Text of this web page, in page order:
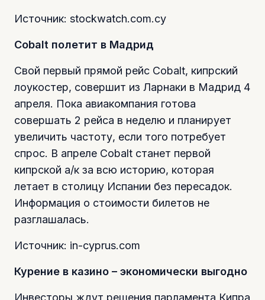
Источник: stockwatch.com.cy
Cobalt полетит в Мадрид
Свой первый прямой рейс Cobalt, кипрский
лоукостер, совершит из Ларнаки в Мадрид 4
апреля. Пока авиакомпания готова
совершать 2 рейса в неделю и планирует
увеличить частоту, если того потребует
спрос. В апреле Cobalt станет первой
кипрской а/к за всю историю, которая
летает в столицу Испании без пересадок.
Информация о стоимости билетов не
разглашалась.
Источник: in-cyprus.com
Курение в казино – экономически выгодно
Инвесторы ждут решения парламента Кипра